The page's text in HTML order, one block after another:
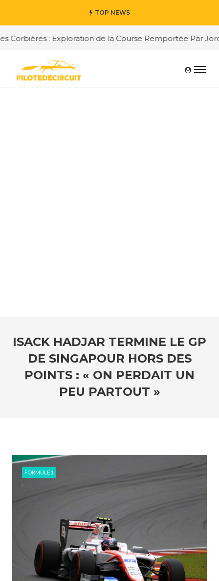
TOP NEWS
: Exploration de la Course Remportée Par Jordan
ISACK HADJAR TERMINE LE GP
DE SINGAPOUR HORS DES
POINTS : « ON PERDAIT UN
PEU PARTOUT »
FORMULE 1